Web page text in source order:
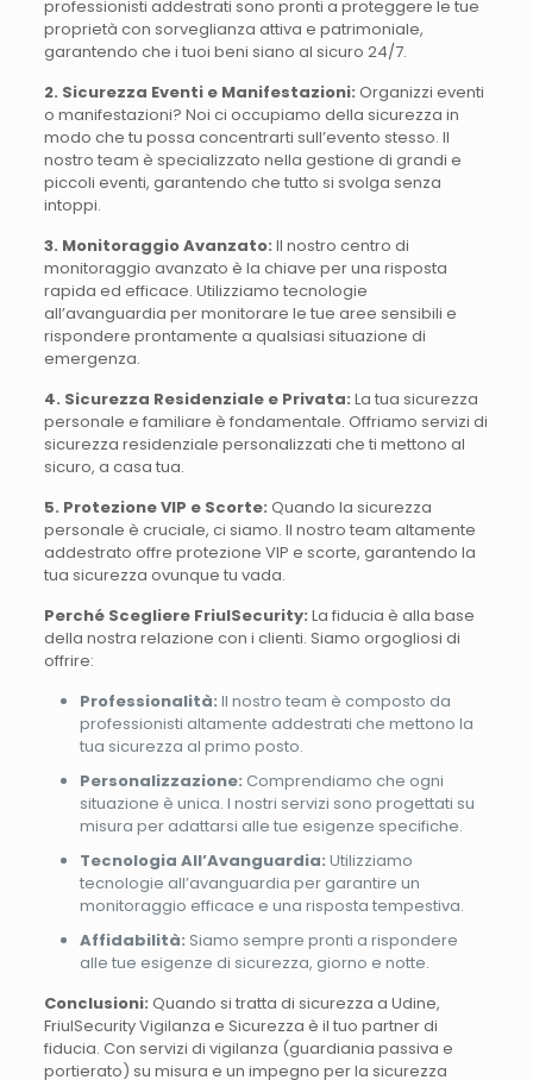
professionisti addestrati sono pronti a proteggere le tue
proprietà con sorveglianza attiva e patrimoniale,
garantendo che i tuoi beni siano al sicuro 24/7.
2. Sicurezza Eventi e Manifestazioni: Organizzi eventi
o manifestazioni? Noi ci occupiamo della sicurezza in
modo che tu possa concentrarti sull’evento stesso. Il
nostro team è specializzato nella gestione di grandi e
piccoli eventi, garantendo che tutto si svolga senza
intoppi.
3. Monitoraggio Avanzato: Il nostro centro di
monitoraggio avanzato è la chiave per una risposta
rapida ed efficace. Utilizziamo tecnologie
all’avanguardia per monitorare le tue aree sensibili e
rispondere prontamente a qualsiasi situazione di
emergenza.
4. Sicurezza Residenziale e Privata: La tua sicurezza
personale e familiare è fondamentale. Offriamo servizi di
sicurezza residenziale personalizzati che ti mettono al
sicuro, a casa tua.
5. Protezione VIP e Scorte: Quando la sicurezza
personale è cruciale, ci siamo. Il nostro team altamente
addestrato offre protezione VIP e scorte, garantendo la
tua sicurezza ovunque tu vada.
Perché Scegliere FriulSecurity: La fiducia è alla base
della nostra relazione con i clienti. Siamo orgogliosi di
offrire:
Professionalità: Il nostro team è composto da
professionisti altamente addestrati che mettono la
tua sicurezza al primo posto.
Personalizzazione: Comprendiamo che ogni
situazione è unica. I nostri servizi sono progettati su
misura per adattarsi alle tue esigenze specifiche.
Tecnologia All’Avanguardia: Utilizziamo
tecnologie all’avanguardia per garantire un
monitoraggio efficace e una risposta tempestiva.
Affidabilità: Siamo sempre pronti a rispondere
alle tue esigenze di sicurezza, giorno e notte.
Conclusioni: Quando si tratta di sicurezza a Udine,
FriulSecurity Vigilanza e Sicurezza è il tuo partner di
fiducia. Con servizi di vigilanza (guardiania passiva e
portierato) su misura e un impegno per la sicurezza